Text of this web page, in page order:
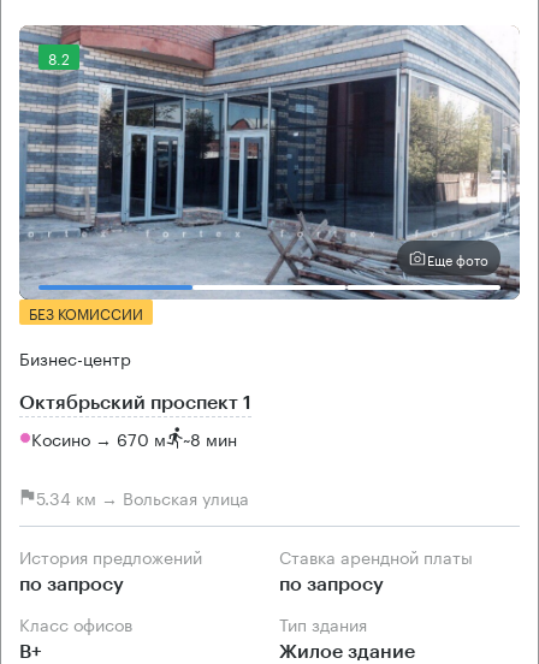
8.2
Еще фото
БЕЗ КОМИССИИ
Бизнес-центр
Октябрьский проспект 1
Косино → 670 м ~8 мин
5.34 км → Вольская улица
История предложений
по запросу
Ставка арендной платы
по запросу
Класс офисов
B+
Тип здания
Жилое здание